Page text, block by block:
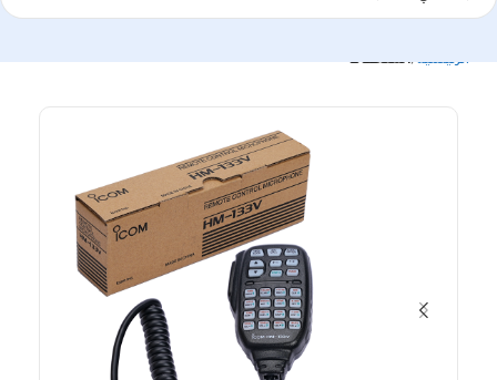
الرئيسية الملحقات